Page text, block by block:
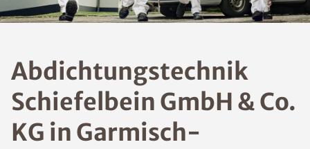
Abdichtungstechnik
Schiefelbein GmbH & Co.
KG in Garmisch-